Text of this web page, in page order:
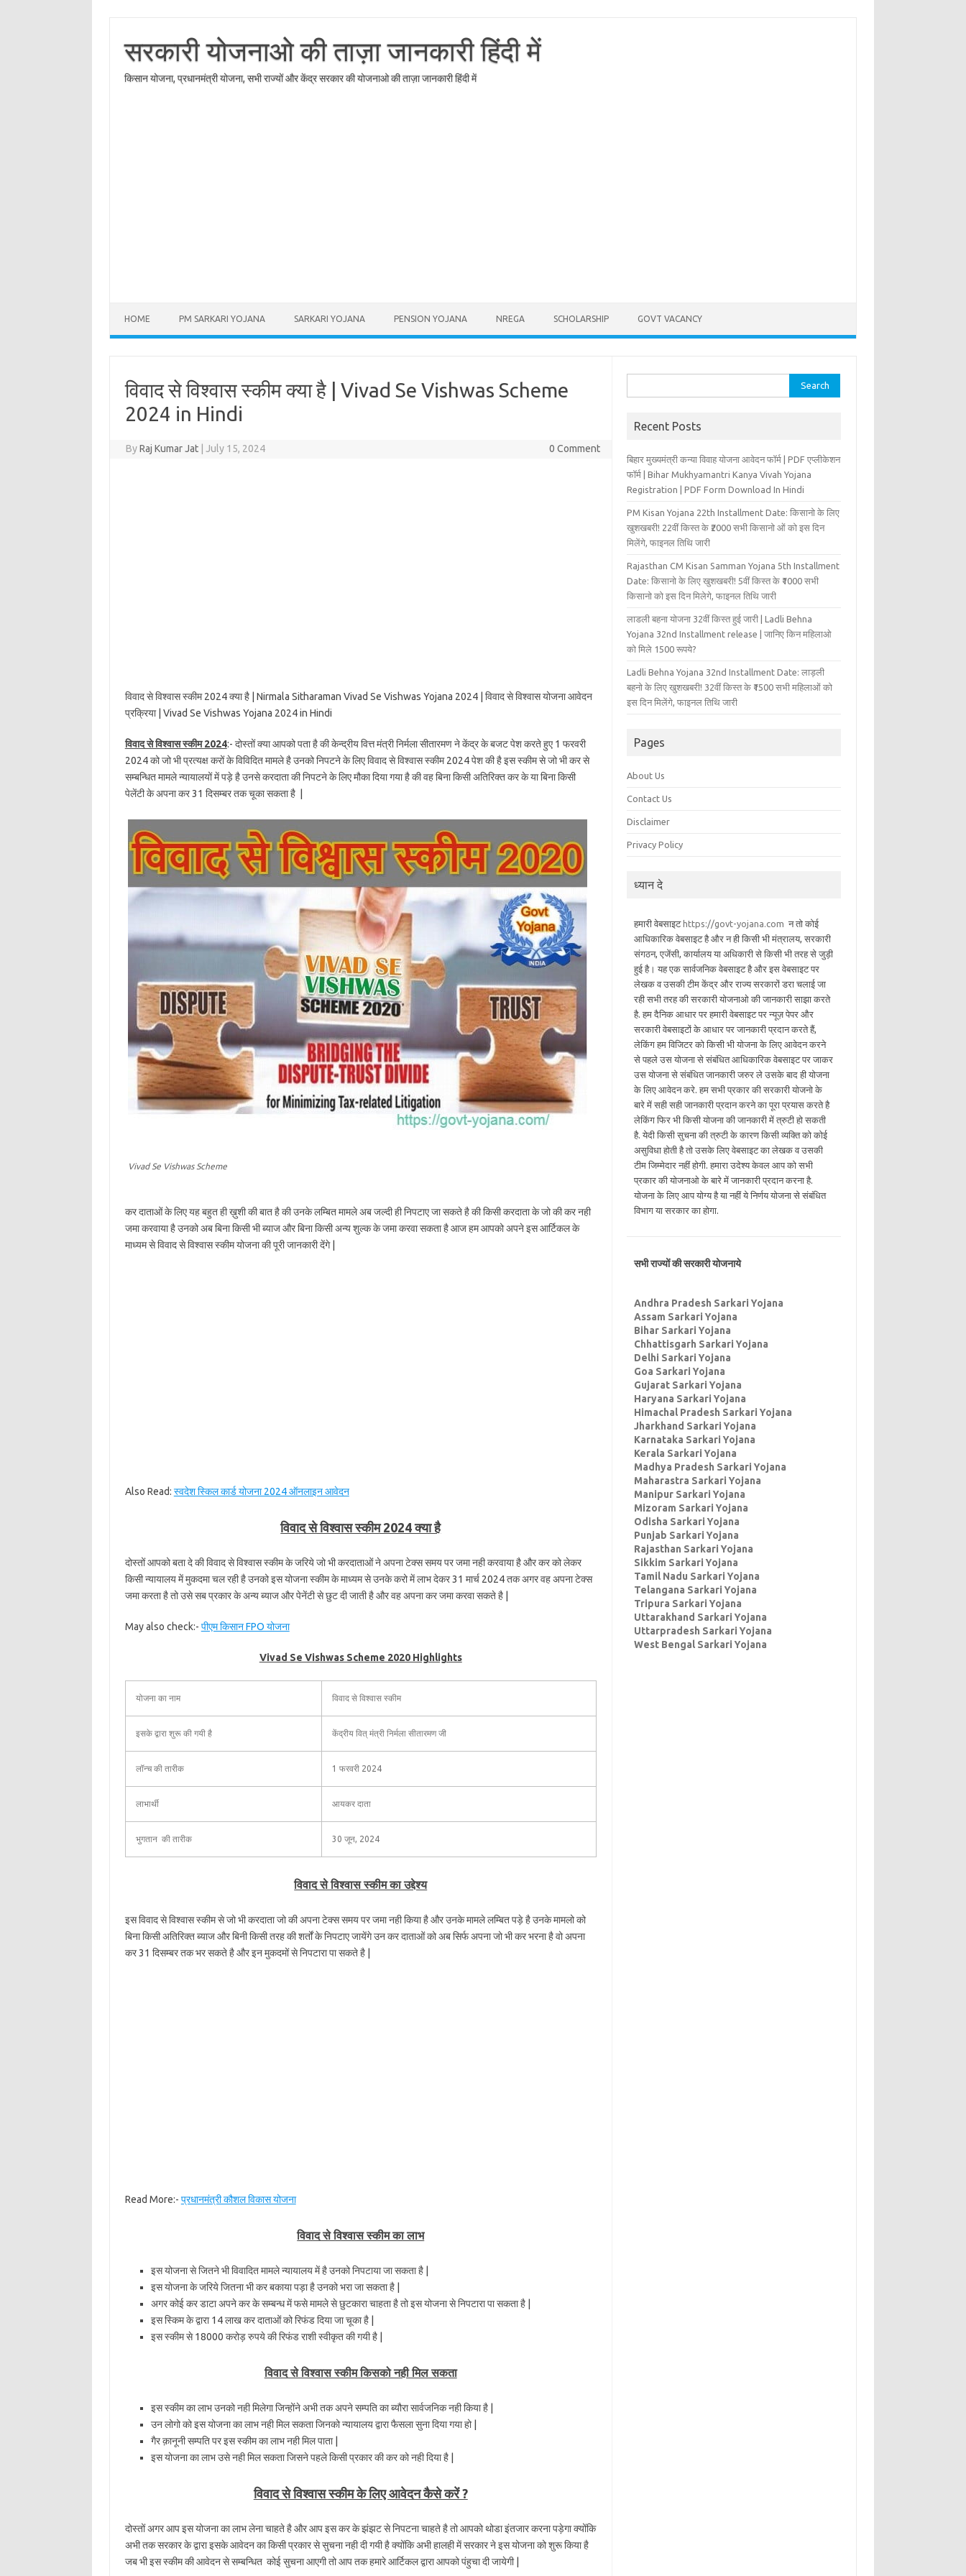
content
सरकारी योजनाओ की ताज़ा जानकारी हिंदी में
किसान योजना, प्रधानमंत्री योजना, सभी राज्यों और केंद्र सरकार की योजनाओ की ताज़ा जानकारी हिंदी में
HOME PM SARKARI YOJANA SARKARI YOJANA PENSION YOJANA NREGA SCHOLARSHIP GOVT VACANCY
विवाद से विश्वास स्कीम क्या है | Vivad Se Vishwas Scheme
2024 in Hindi
ByRaj Kumar Jat July 15, 2024 0 Comment
विवाद से विश्वास स्कीम 2024 क्या है | Nirmala Sitharaman Vivad Se Vishwas Yojana 2024 | विवाद से विश्वास योजना आवेदन
प्रक्रिया | Vivad Se Vishwas Yojana 2024 in Hindi
विवाद से विश्वास स्कीम 2024:- दोस्तों क्या आपको पता है की केन्द्रीय वित्त मंत्री निर्मला सीतारमण ने केंद्र के बजट पेश करते हुए 1 फरवरी
2024 को जो भी प्रत्यक्ष करों के विविदित मामले है उनको निपटने के लिए विवाद से विश्वास स्कीम 2024 पेश की है इस स्कीम से जो भी कर से
सम्बन्धित मामले न्यायालयों में पड़े है उनसे करदाता की निपटने के लिए मौका दिया गया है की वह बिना किसी अतिरिक्त कर के या बिना किसी
पेलेंटी के अपना कर 31 दिसम्बर तक चूका सकता है |
Vivad Se Vishwas Scheme
कर दाताओं के लिए यह बहुत ही ख़ुशी की बात है की उनके लम्बित मामले अब जल्दी ही निपटाए जा सकते है की किसी करदाता के जो की कर नही
जमा करवाया है उनको अब बिना किसी भी ब्याज और बिना किसी अन्य शुल्क के जमा करवा सकता है आज हम आपको अपने इस आर्टिकल के
माध्यम से विवाद से विश्वास स्कीम योजना की पूरी जानकारी देंगे |
Also Read: स्वदेश स्किल कार्ड योजना 2024 ऑनलाइन आवेदन
विवाद से विश्वास स्कीम 2024 क्या है
दोस्तों आपको बता दे की विवाद से विश्वास स्कीम के जरिये जो भी करदाताओं ने अपना टेक्स समय पर जमा नही करवाया है और कर को लेकर
किसी न्यायालय में मुकदमा चल रही है उनको इस योजना स्कीम के माध्यम से उनके करो में लाभ देकर 31 मार्च 2024 तक अगर वह अपना टेक्स
जमा करता है तो उसे सब प्रकार के अन्य ब्याज और पेनेंटी से छुट दी जाती है और वह अपना कर जमा करवा सकते है |
May also check:- पीएम किसान FPO योजना
Vivad Se Vishwas Scheme 2020 Highlights
योजना का नाम विवाद से विश्वास स्कीम
इसके द्वारा शुरू की गयी है केंद्रीय वित् मंत्री निर्मला सीतारमण जी
लॉन्च की तारीक 1 फरवरी 2024
लाभार्थी आयकर दाता
भुगतान की तारीक 30 जून, 2024
विवाद से विश्वास स्कीम का उद्देश्य
इस विवाद से विश्वास स्कीम से जो भी करदाता जो की अपना टेक्स समय पर जमा नही किया है और उनके मामले लम्बित पड़े है उनके मामलो को
बिना किसी अतिरिक्त ब्याज और बिनी किसी तरह की शर्तों के निपटाए जायेंगे उन कर दाताओं को अब सिर्फ अपना जो भी कर भरना है वो अपना
कर 31 दिसम्बर तक भर सकते है और इन मुकदमों से निपटारा पा सकते है |
Read More:- प्रधानमंत्री कौशल विकास योजना
विवाद से विश्वास स्कीम का लाभ
इस योजना से जितने भी विवादित मामले न्यायालय में है उनको निपटाया जा सकता है |
इस योजना के जरिये जितना भी कर बकाया पड़ा है उनको भरा जा सकता है |
अगर कोई कर डाटा अपने कर के सम्बन्ध में फसे मामले से छुटकारा चाहता है तो इस योजना से निपटारा पा सकता है |
इस स्किम के द्वारा 14 लाख कर दाताओं को रिफंड दिया जा चूका है |
इस स्कीम से 18000 करोड़ रुपये की रिफंड राशी स्वीकृत की गयी है |
विवाद से विश्वास स्कीम किसको नही मिल सकता
इस स्कीम का लाभ उनको नही मिलेगा जिन्होंने अभी तक अपने सम्पति का ब्यौरा सार्वजनिक नही किया है |
उन लोगो को इस योजना का लाभ नही मिल सकता जिनको न्यायालय द्वारा फैसला सुना दिया गया हो |
गैर क़ानूनी सम्पति पर इस स्कीम का लाभ नही मिल पाता |
इस योजना का लाभ उसे नही मिल सकता जिसने पहले किसी प्रकार की कर को नही दिया है |
विवाद से विश्वास स्कीम के लिए आवेदन कैसे करें ?
दोस्तों अगर आप इस योजना का लाभ लेना चाहते है और आप इस कर के झंझट से निपटना चाहते है तो आपको थोडा इंतजार करना पड़ेगा क्योंकि
अभी तक सरकार के द्वारा इसके आवेदन का किसी प्रकार से सुचना नही दी गयी है क्योंकि अभी हालही में सरकार ने इस योजना को शुरू किया है
जब भी इस स्कीम की आवेदन से सम्बन्धित कोई सुचना आएगी तो आप तक हमारे आर्टिकल द्वारा आपको पंहुचा दी जायेगी |
for:
Recent Posts
बिहार मुख्‍यमंत्री कन्‍या विवा‍ह योजना आवेदन फॉर्म | PDF एप्लीकेशन
फॉर्म | Bihar Mukhyamantri Kanya Vivah Yojana
Registration | PDF Form Download In Hindi
PM Kisan Yojana 22th Installment Date: किसानो के लिए
खुशखबरी! 22वीं किस्त के ₹2000 सभी किसानो ओं को इस दिन
मिलेंगे, फाइनल तिथि जारी
Rajasthan CM Kisan Samman Yojana 5th Installment
Date: किसानो के लिए खुशखबरी! 5वीं किस्त के ₹1000 सभी
किसानो को इस दिन मिलेगे, फाइनल तिथि जारी
लाडली बहना योजना 32वीं किस्त हुई जारी | Ladli Behna
Yojana 32nd Installment release | जानिए किन महिलाओ
को मिले 1500 रूपये?
Ladli Behna Yojana 32nd Installment Date: लाड़ली
बहनो के लिए खुशखबरी! 32वीं किस्त के ₹1500 सभी महिलाओं को
इस दिन मिलेंगे, फाइनल तिथि जारी
Pages
About Us
Contact Us
Disclaimer
Privacy Policy
ध्यान दे
हमारी वेबसाइट https://govt-yojana.com न तो कोई
आधिकारिक वेबसाइट है और न ही किसी भी मंत्रालय, सरकारी
संगठन, एजेंसी, कार्यालय या अधिकारी से किसी भी तरह से जुड़ी
हुई है। यह एक सार्वजनिक वेबसाइट है और इस वेबसाइट पर
लेखक व उसकी टीम केंद्र और राज्य सरकारों डरा चलाई जा
रही सभी तरह की सरकारी योजनाओ की जानकारी साझा करते
है. हम दैनिक आधार पर हमारी वेबसाइट पर न्यूज़ पेपर और
सरकारी वेबसाइटों के आधार पर जानकारी प्रदान करते हैं,
लेकिंग हम विजिटर को किसी भी योजना के लिए आवेदन करने
से पहले उस योजना से संबंधित आधिकारिक वेबसाइट पर जाकर
उस योजना से संबंधित जानकारी जरुर ले उसके बाद ही योजना
के लिए आवेदन करे. हम सभी प्रकार की सरकारी योजनो के
बारे में सही सही जानकारी प्रदान करने का पूरा प्रयास करते है
लेकिंग फिर भी किसी योजना की जानकारी में त्रुटी हो सकती
है. येदी किसी सुचना की त्रुटी के कारण किसी व्यक्ति को कोई
असुविधा होती है तो उसके लिए वेबसाइट का लेखक व उसकी
टीम जिम्मेदार नहीं होगी. हमारा उदेश्य केवल आप को सभी
प्रकार की योजनाओ के बारे में जानकारी प्रदान करना है.
योजना के लिए आप योग्य है या नहीं ये निर्णय योजना से संबंधित
विभाग या सरकार का होगा.
सभी राज्यों की सरकारी योजनाये
Andhra Pradesh Sarkari Yojana
Assam Sarkari Yojana
Bihar Sarkari Yojana
Chhattisgarh Sarkari Yojana
Delhi Sarkari Yojana
Goa Sarkari Yojana
Gujarat Sarkari Yojana
Haryana Sarkari Yojana
Himachal Pradesh Sarkari Yojana
Jharkhand Sarkari Yojana
Karnataka Sarkari Yojana
Kerala Sarkari Yojana
Madhya Pradesh Sarkari Yojana
Maharastra Sarkari Yojana
Manipur Sarkari Yojana
Mizoram Sarkari Yojana
Odisha Sarkari Yojana
Punjab Sarkari Yojana
Rajasthan Sarkari Yojana
Sikkim Sarkari Yojana
Tamil Nadu Sarkari Yojana
Telangana Sarkari Yojana
Tripura Sarkari Yojana
Uttarakhand Sarkari Yojana
Uttarpradesh Sarkari Yojana
West Bengal Sarkari Yojana